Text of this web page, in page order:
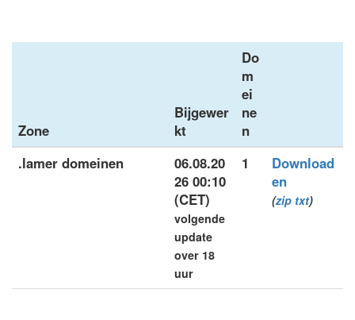
Zone
Bijgewer
kt
Do
m
ei
ne
n
.lamer domeinen
06.08.20
26 00:10
(CET)
volgende
update
over 18
uur
1
Download
en
(zip txt)